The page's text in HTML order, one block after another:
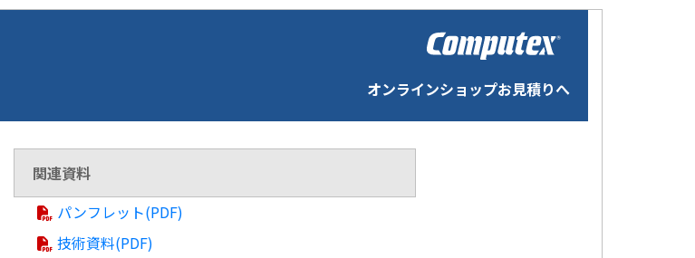
オンラインショップお見積りへ
関連資料
パンフレット(PDF)
技術資料(PDF)